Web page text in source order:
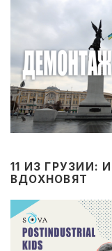
11 ИЗ ГРУЗИИ:
ВДОХНОВЯТ